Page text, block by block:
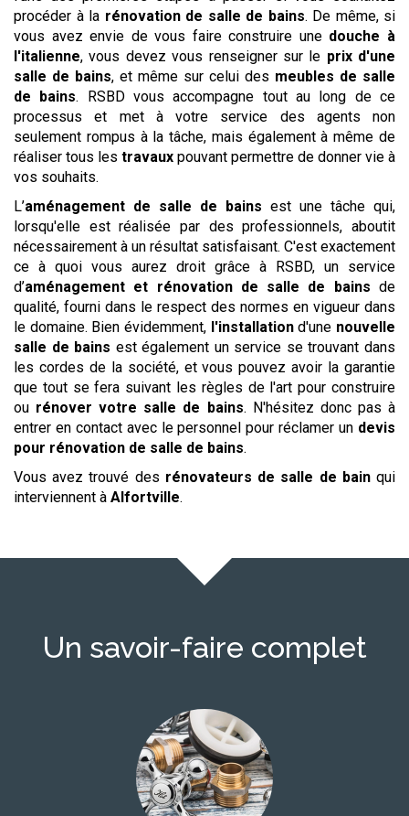
procéder à la rénovation de salle de bains. De même, si
vous avez envie de vous faire construire une douche à
l'italienne, vous devez vous renseigner sur le prix d'une
salle de bains, et même sur celui des meubles de salle
de bains. RSBD vous accompagne tout au long de ce
processus et met à votre service des agents non
seulement rompus à la tâche, mais également à même de
réaliser tous les travaux pouvant permettre de donner vie à
vos souhaits.
L’aménagement de salle de bains est une tâche qui,
lorsqu'elle est réalisée par des professionnels, aboutit
nécessairement à un résultat satisfaisant. C'est exactement
ce à quoi vous aurez droit grâce à RSBD, un service
d’aménagement et rénovation de salle de bains de
qualité, fourni dans le respect des normes en vigueur dans
le domaine. Bien évidemment, l'installationd'une nouvelle
salle de bains est également un service se trouvant dans
les cordes de la société, et vous pouvez avoir la garantie
que tout se fera suivant les règles de l'art pour construire
ou rénover votre salle de bains. N'hésitez donc pas à
entrer en contact avec le personnel pour réclamer un devis
pour rénovation de salle de bains.
Vous avez trouvé des rénovateurs de salle de bainqui
interviennent à Alfortville.
Un savoir-faire complet